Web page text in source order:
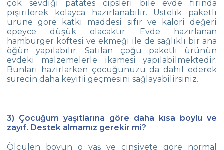
çok sevdiği patates cipsleri bile evde fırında
pişirilerek kolayca hazırlanabilir. Üstelik paketli
ürüne göre katkı maddesi sıfır ve kalori değeri
epeyce düşük olacaktır. Evde hazırlanan
hamburger köftesi ve ekmeği ile de sağlıklı bir ana
öğün yapılabilir. Satılan çoğu paketli ürünün
evdeki malzemelerle ikamesi yapılabilmektedir.
Bunları hazırlarken çocuğunuzu da dahil ederek
sürecin daha keyifli geçmesini sağlayabilirsiniz.
3) Çocuğum yaşıtlarına göre daha kısa boylu ve
zayıf. Destek almamız gerekir mi?
Ölçülen boyun o yaş ve cinsiyete göre normal